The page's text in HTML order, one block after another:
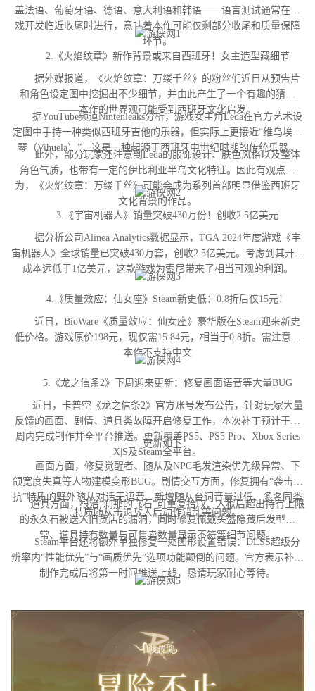
盖法语、葡萄牙语、德语、意大利语和韩语——语言测试通常在游
戏开发临近收尾时进行，意味着本作可能仅剩部分收尾和质量保障
环节。
2.《火焰纹章》新作背景或来自西班牙！女主造型藏细节
据外媒报道，《火焰纹章：万缕千丝》的粉丝们近日从预告片
和角色设定图中挖掘出不少细节，并由此产生了一个有趣的猜测
——本作的世界观可能受到西班牙文化启发。
据YouTube频道Nintenleaks分析，游戏女主角Leda在官方艺术设
定图中手持一种类似西班牙吉他的乐器，但实际上更接近“维乌埃拉
琴（Vihuela）”，这是一种起源于西班牙中世纪时期的传统乐器。
此外，部分玩家还注意到Leda的服饰设计、肤色风格以及整体
角色气质，也带有一定的伊比利亚半岛文化特征。因此有观点认
为，《火焰纹章：万缕千丝》可能会成为系列首部明显借鉴西班牙
文化背景的作品。
3.《宇宙机器人》销量突破430万份！创收2.5亿美元
据分析公司Alinea Analytics数据显示，TGA 2024年度游戏《宇
宙机器人》全球销量已突破430万套，创收2.5亿美元。考虑到其开发
成本远低于1亿美元，这款游戏为索尼带来了相当可观的利润。
4.《质量效应：仙女座》Steam新史低：0.8折后仅15元！
近日，BioWare《质量效应：仙女座》豪华版在Steam迎来新史
低价格。游戏原价198元，现仅需15.84元，相当于0.8折。需注意，
本作不支持中文
5.《龙之信条2》下周迎来更新：修复画面语音等大量BUG
近日，卡普空《龙之信条2》官方账号发布公告，针对玩家大量
反馈的画面、剧情、道具类故障开启修复工作，本次补丁预计于下
周内完成制作并全平台推送。更新覆盖PS5、PS5 Pro、Xbox Series
X|S及Steam全平台。
更新如下：
画面方面，修复觉醒者、随从及NPC毛发渲染优先级异常、下
颌宽度失真等人物建模变形BUG。剧情交互方面，修复拥有“袭击对
抗”特质的野外随从对话无语音、新增随从台词音量过低、多名同类
特质随从击退敌人后动作错乱等问题。
道具方面，根治“刹那的飞石”可重复拾取、入狱后超出持有上限
的永久石被送入旧货店的漏洞，同时修复佩戴头盔隐藏后发型异
常、道具持有数量与可售卖数量显示不符等细节问题。
Steam平台还将额外单独修复一处图形设置错误：DLSS超级分
辨率内“性能优先”与“画质优先”选项功能颠倒的问题。官方表示补丁
制作完成后将第一时间推送上线，恳请玩家耐心等待。